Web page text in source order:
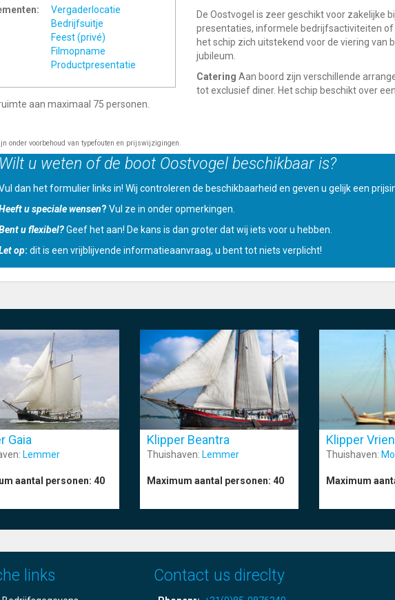
Vergaderlocatie
Bedrijfsuitje
Feest (privé)
Filmopname
Productpresentatie
De Oostvogel is zeer geschikt voor zakelijke
presentaties, informele bedrijfsactiviteiten
het schip zich uitstekend voor de viering van
jubileum.
Catering Aan boord zijn verschillende
tot exclusief diner. Het schip beschikt over
aan maximaal 75 personen.
onder voorbehoud van typefouten en prijswijzigingen.
Wilt u weten of de boot Oostvogel beschikbaar is?
dan het formulier links in! Wij controleren de beschikbaarheid en geven u gelijk een
u speciale wensen? Vul ze in onder opmerkingen.
u flexibel?Geef het aan! De kans is dan groter dat wij iets voor u hebben.
op: dit is een vrijblijvende informatieaanvraag, u bent tot niets verplicht!
Gaia
Lemmer
aantal personen: 40
Klipper Beantra
Thuishaven: Lemmer
Maximum aantal personen: 40
Klipper
Thuishaven:
Maximum
links Contact us direclty